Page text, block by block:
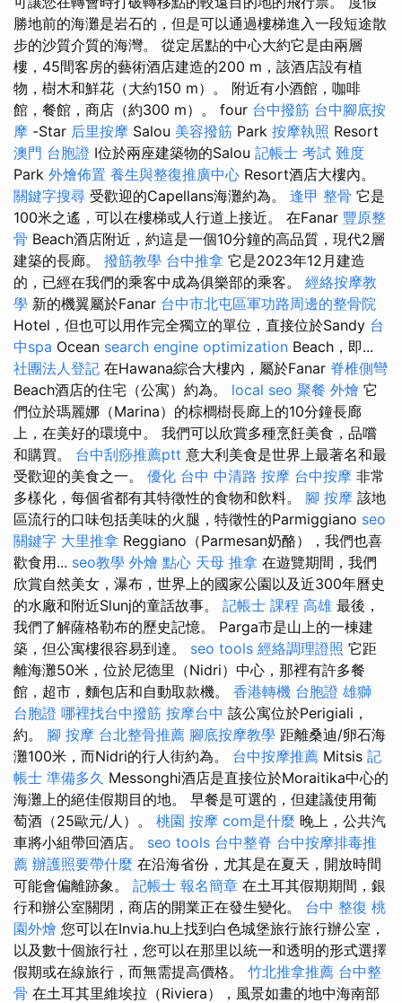
勝地前的海灘是岩石的，但是可以通過樓梯進入一段短途散
步的沙質介質的海灣。 從定居點的中心大約它是由兩層
樓，45間客房的藝術酒店建造的200 m，該酒店設有植
物，樹木和鮮花（大約150 m）。 附近有小酒館，咖啡
館，餐館，商店（約300 m）。 four 台中撥筋 台中腳底按
摩 -Star 后里按摩 Salou 美容撥筋 Park 按摩執照 Resort
澳門 台胞證 I位於兩座建築物的Salou 記帳士 考試 難度
Park 外燴佈置 養生與整復推廣中心 Resort酒店大樓內。
關鍵字搜尋 受歡迎的Capellans海灘約為。 逢甲 整骨 它是
100米之遙，可以在樓梯或人行道上接近。 在Fanar 豐原整
骨 Beach酒店附近，約這是一個10分鐘的高品質，現代2層
建築的長廊。 撥筋教學 台中推拿 它是2023年12月建造
的，已經在我們的乘客中成為俱樂部的乘客。 經絡按摩教
學 新的機翼屬於Fanar 台中市北屯區軍功路周邊的整骨院
Hotel，但也可以用作完全獨立的單位，直接位於Sandy 台
中spa Ocean search engine optimization Beach，即...
社團法人登記 在Hawana綜合大樓內，屬於Fanar 脊椎側彎
Beach酒店的住宅（公寓）約為。 local seo 聚餐 外燴 它
們位於瑪麗娜（Marina）的棕櫚樹長廊上的10分鐘長廊
上，在美好的環境中。 我們可以欣賞多種烹飪美食，品嚐
和購買。 台中刮痧推薦ptt 意大利美食是世界上最著名和最
受歡迎的美食之一。 優化 台中 中清路 按摩 台中按摩 非常
多樣化，每個省都有其特徵性的食物和飲料。 腳 按摩 該地
區流行的口味包括美味的火腿，特徵性的Parmiggiano seo
關鍵字 大里推拿 Reggiano（Parmesan奶酪），我們也喜
歡食用... seo教學 外燴 點心 天母 推拿 在遊覽期間，我們
欣賞自然美女，瀑布，世界上的國家公園以及近300年曆史
的水廠和附近Slunj的童話故事。 記帳士 課程 高雄 最後，
我們了解薩格勒布的歷史記憶。 Parga市是山上的一棟建
築，但公寓樓很容易到達。 seo tools 經絡調理證照 它距
離海灘50米，位於尼德里（Nidri）中心，那裡有許多餐
館，超市，麵包店和自動取款機。 香港轉機 台胞證 雄獅
台胞證 哪裡找台中撥筋 按摩台中 該公寓位於Perigiali，
約。 腳 按摩 台北整骨推薦 腳底按摩教學 距離桑迪/卵石海
灘100米，而Nidri的行人街約為。 台中按摩推薦 Mitsis 記
帳士 準備多久 Messonghi酒店是直接位於Moraitika中心的
海灘上的絕佳假期目的地。 早餐是可選的，但建議使用葡
萄酒（25歐元/人）。 桃園 按摩 com是什麼 晚上，公共汽
車將小組帶回酒店。 seo tools 台中整脊 台中按摩排毒推
薦 辦護照要帶什麼 在沿海省份，尤其是在夏天，開放時間
可能會偏離跡象。 記帳士 報名簡章 在土耳其假期期間，銀
行和辦公室關閉，商店的開業正在發生變化。 台中 整復 桃
園外燴 您可以在Invia.hu上找到白色城堡旅行旅行辦公室，
以及數十個旅行社，您可以在那里以統一和透明的形式選擇
假期或在線旅行，而無需提高價格。 竹北推拿推薦 台中整
骨 在土耳其里維埃拉（Riviera），風景如畫的地中海南部